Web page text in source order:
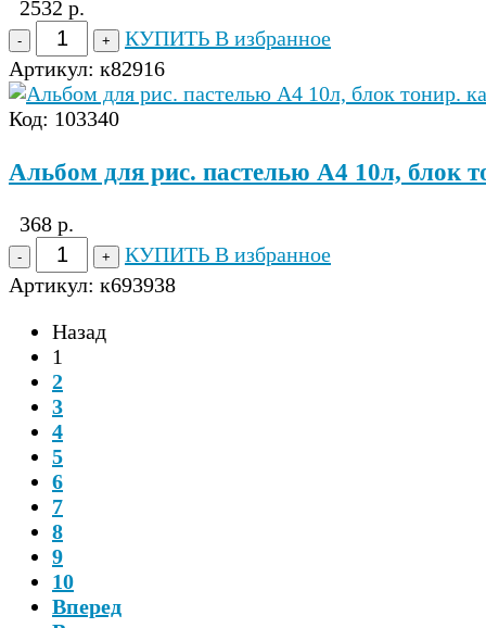
2532 р.
КУПИТЬ В избранное
Артикул: к82916
Код: 103340
Альбом для рис. пастелью А4 10л, блок
368 р.
КУПИТЬ В избранное
Артикул: к693938
Назад
1
2
3
4
5
6
7
8
9
10
Вперед